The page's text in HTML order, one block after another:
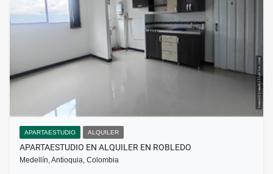
APARTAESTUDIO ALQUILER
APARTAESTUDIO EN ALQUILER EN ROBLEDO
Medellín, Antioquia, Colombia